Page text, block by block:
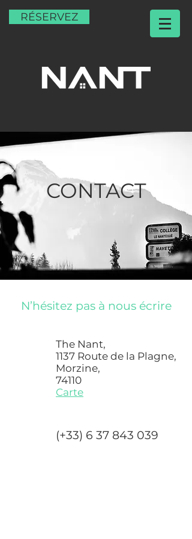
RÉSERVEZ
CONTACT
N’hésitez pas à nous écrire
The Nant,
1137 Route de la Plagne,
Morzine,
74110
Carte
(+33) 6 37 843 039